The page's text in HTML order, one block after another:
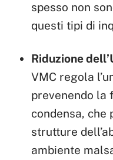
spesso non
questi tipi di
Riduzione
VMC regola
prevenendo la
condensa, che
strutture
ambiente